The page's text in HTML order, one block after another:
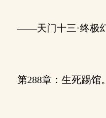
——天门十三·终极幻
第288章：生死踢馆。